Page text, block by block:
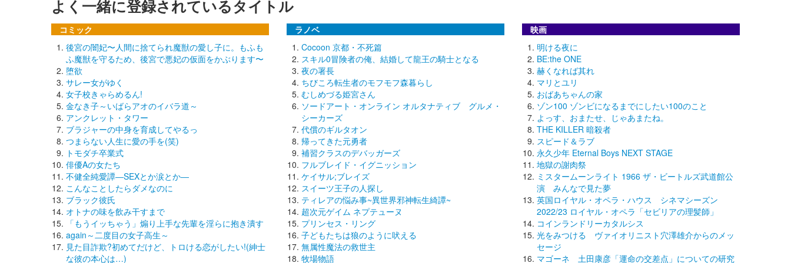
よく一緒に登録されているタイトル
コミック
後宮の闇妃〜人間に捨てられ魔獣の愛し子に。もふも
ふ魔獣を守るため、後宮で悪妃の仮面をかぶります〜
堕欲
サレー女がゆく
女子校きゃらめるん!
金なき子～いばらアオのイバラ道～
アンクレット・タワー
ブラジャーの中身を育成してやるっ
つまらない人生に愛の手を(笑)
トモダチ卒業式
俳優Aの女たち
不健全純愛譚―SEXとか涙とか―
こんなことしたらダメなのに
ブラック彼氏
オトナの味を飲み干すまで
「もうイッちゃう」煽り上手な先輩を淫らに抱き潰す
again～二度目の女子高生～
見た目詐欺?初めてだけど、トロける恋がしたい!(紳士
な彼の本心は…)
ラノベ
Cocoon 京都・不死篇
スキル0冒険者の俺、結婚して龍王の騎士となる
夜の署長
ちびころ転生者のモフモフ森暮らし
むしめづる姫宮さん
ソードアート・オンライン オルタナティブ グルメ・
シーカーズ
代償のギルタオン
帰ってきた元勇者
補習クラスのデバッガーズ
フルブレイド・イグニッション
ケイサル;ブレイズ
スイーツ王子の人探し
ティレアの悩み事~異世界邪神転生綺譚~
超次元ゲイム ネプテューヌ
プリンセス・リング
子どもたちは狼のように吠える
無属性魔法の救世主
牧場物語
映画
明ける夜に
BE:the ONE
赫くなれば其れ
マリとユリ
おばあちゃんの家
ゾン100 ゾンビになるまでにしたい100のこと
よっす、おまたせ、じゃあまたね。
THE KILLER 暗殺者
スピード＆ラブ
永久少年 Eternal Boys NEXT STAGE
地獄の謝肉祭
ミスタームーンライト 1966 ザ・ビートルズ武道館公
演 みんなで見た夢
英国ロイヤル・オペラ・ハウス シネマシーズン
2022/23 ロイヤル・オペラ「セビリアの理髪師」
コインランドリーカタルシス
光をみつける ヴァイオリニスト穴澤雄介からのメッ
セージ
マゴーネ 土田康彦「運命の交差点」についての研究